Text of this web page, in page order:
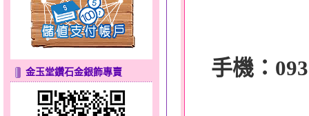
幸福祈願～金銀鋼套鍊
金玉堂鑽石金銀飾專賣 手機：